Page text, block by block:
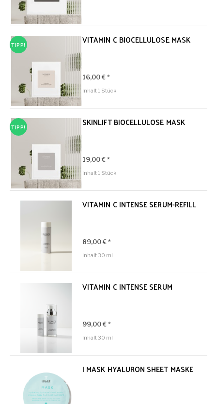
TIPP! VITAMIN C BIOCELLULOSE MASK
16,00 € *
Inhalt1 Stück
TIPP! SKINLIFT BIOCELLULOSE MASK
19,00 € *
Inhalt1 Stück
VITAMIN C INTENSE SERUM-REFILL
89,00 € *
Inhalt30 ml
VITAMIN C INTENSE SERUM
99,00 € *
Inhalt30 ml
I MASK HYALURON SHEET MASKE